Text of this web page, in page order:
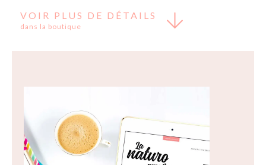
VOIR PLUS DE DÉTAILS
dans la boutique